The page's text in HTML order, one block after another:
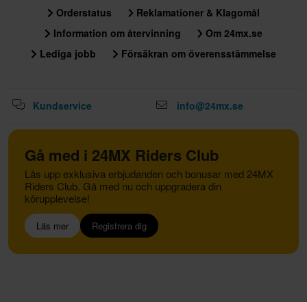
Orderstatus
Reklamationer & Klagomål
Information om återvinning
Om 24mx.se
Lediga jobb
Försäkran om överensstämmelse
Kundservice info@24mx.se
Gå med i 24MX Riders Club
Lås upp exklusiva erbjudanden och bonusar med 24MX
Riders Club. Gå med nu och uppgradera din
körupplevelse!
Läs mer Registrera dig